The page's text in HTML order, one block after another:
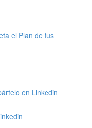
el Plan de tus
en Linkedin